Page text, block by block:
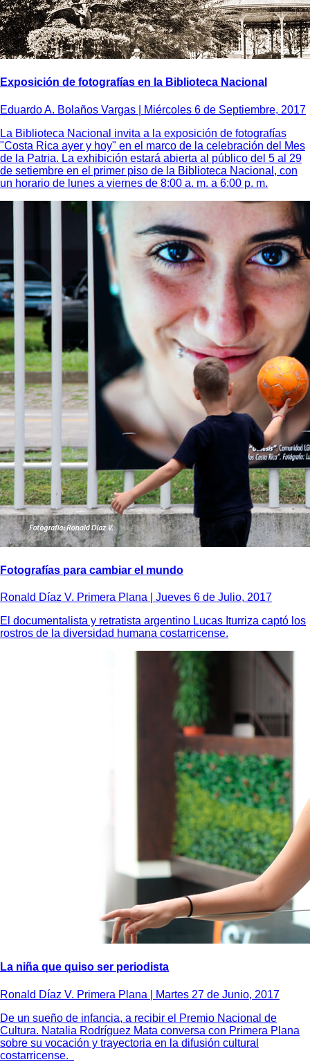
Exposición de fotografías en la Biblioteca Nacional
Eduardo A. Bolaños Vargas |
Miércoles 6 de Septiembre, 2017
La Biblioteca Nacional invita a la exposición de fotografías
"Costa Rica ayer y hoy" en el marco de la celebración del Mes
de la Patria. La exhibición estará abierta al público del 5 al 29
de setiembre en el primer piso de la Biblioteca Nacional, con
un horario de lunes a viernes de 8:00 a. m. a 6:00 p. m.
Fotografías para cambiar el mundo
Ronald Díaz V. Primera Plana | Jueves 6 de Julio, 2017
El documentalista y retratista argentino Lucas Iturriza captó los
rostros de la diversidad humana costarricense.
La niña que quiso ser periodista
Ronald Díaz V. Primera Plana |
Martes 27 de Junio, 2017
De un sueño de infancia, a recibir el Premio Nacional de
Cultura. Natalia Rodríguez Mata conversa con Primera Plana
sobre su vocación y trayectoria en la difusión cultural
costarricense.